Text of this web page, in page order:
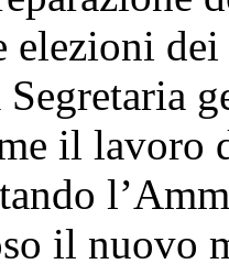
elezioni
il lavoro
il nuovo